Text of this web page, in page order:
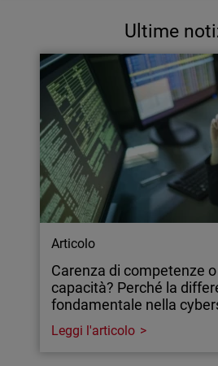
Ultime
Articolo
Carenza di competenze
capacità? Perché la
fondamentale nella
Leggi l'articolo